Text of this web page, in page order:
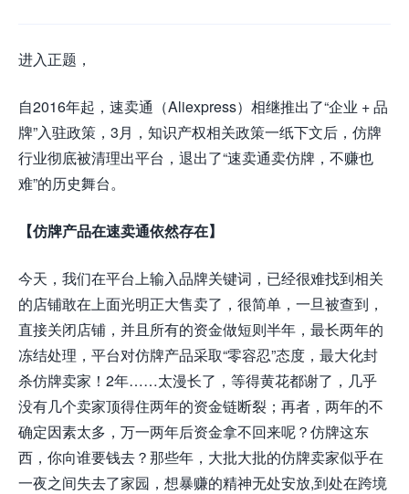
进入正题，
自2016年起，速卖通（Aliexpress）相继推出了“企业 + 品
牌”入驻政策，3月，知识产权相关政策一纸下文后，仿牌
行业彻底被清理出平台，退出了“速卖通卖仿牌，不赚也
难”的历史舞台。
【仿牌产品在速卖通依然存在】
今天，我们在平台上输入品牌关键词，已经很难找到相关
的店铺敢在上面光明正大售卖了，很简单，一旦被查到，
直接关闭店铺，并且所有的资金做短则半年，最长两年的
冻结处理，平台对仿牌产品采取“零容忍”态度，最大化封
杀仿牌卖家！2年……太漫长了，等得黄花都谢了，几乎
没有几个卖家顶得住两年的资金链断裂；再者，两年的不
确定因素太多，万一两年后资金拿不回来呢？仿牌这东
西，你向谁要钱去？那些年，大批大批的仿牌卖家似乎在
一夜之间失去了家园，想暴赚的精神无处安放,到处在跨境